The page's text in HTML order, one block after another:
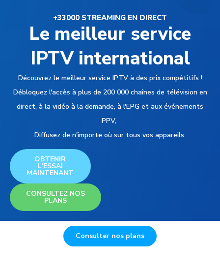
+33000 STREAMING EN DIRECT
Le meilleur service
IPTV international
Découvrez le meilleur service IPTV à des prix compétitifs !
Débloquez l'accès à plus de 200 000 chaînes de télévision en
direct, à la vidéo à la demande, à l'EPG et aux événements
PPV,
Diffusez de n'importe où sur tous vos appareils.
OBTENIR
L'ESSAI
MAINTENANT
CONSULTEZ NOS
PLANS
Consulter nos plans